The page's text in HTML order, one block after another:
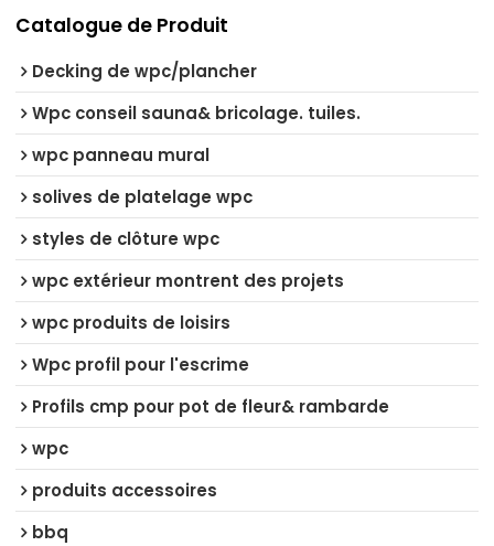
Catalogue de Produit
Decking de wpc/plancher
Wpc conseil sauna& bricolage. tuiles.
wpc panneau mural
solives de platelage wpc
styles de clôture wpc
wpc extérieur montrent des projets
wpc produits de loisirs
Wpc profil pour l'escrime
Profils cmp pour pot de fleur& rambarde
wpc
produits accessoires
bbq